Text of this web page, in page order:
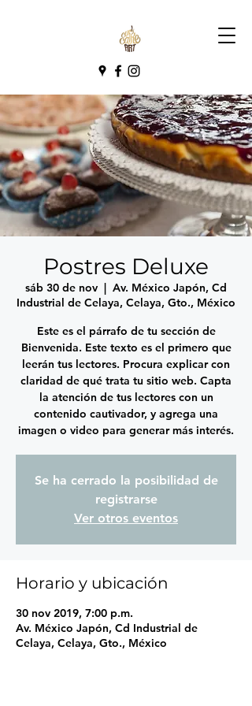
Postres Deluxe
sáb 30 de nov
  |
Av. México Japón, Cd
Industrial de Celaya, Celaya, Gto., México
Este es el párrafo de tu sección de
Bienvenida. Este texto es el primero que
leerán tus lectores. Procura explicar con
claridad de qué trata tu sitio web. Capta
la atención de tus lectores con un
contenido cautivador, y agrega una
imagen o video para generar más interés.
Se ha cerrado la posibilidad de
registrarse
Ver otros eventos
Horario y ubicación
30 nov 2019, 7:00 p.m.
Av. México Japón, Cd Industrial de
Celaya, Celaya, Gto., México